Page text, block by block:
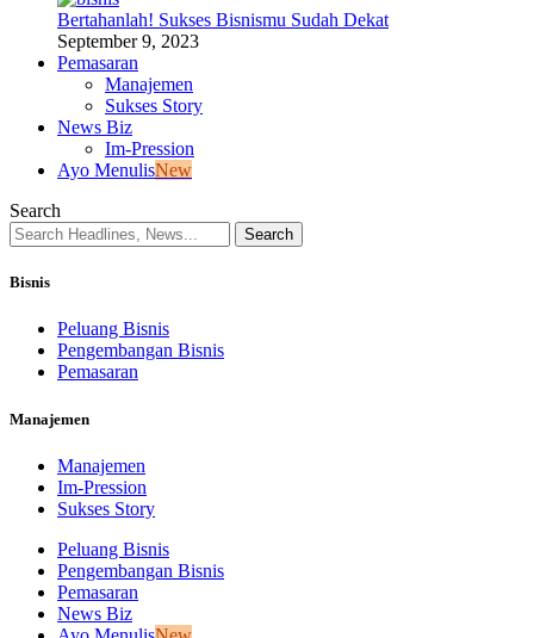
Bertahanlah! Sukses Bisnismu Sudah Dekat
September 9, 2023
Pemasaran
Manajemen
Sukses Story
News Biz
Im-Pression
Ayo MenulisNew
Search
Bisnis
Peluang Bisnis
Pengembangan Bisnis
Pemasaran
Manajemen
Manajemen
Im-Pression
Sukses Story
Peluang Bisnis
Pengembangan Bisnis
Pemasaran
News Biz